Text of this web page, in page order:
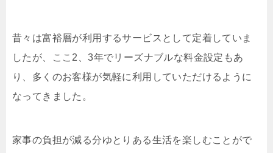
昔々は富裕層が利用するサービスとして定着していま
したが、ここ2、3年でリーズナブルな料金設定もあ
り、多くのお客様が気軽に利用していただけるように
なってきました。
家事の負担が減る分ゆとりある生活を楽しむことがで